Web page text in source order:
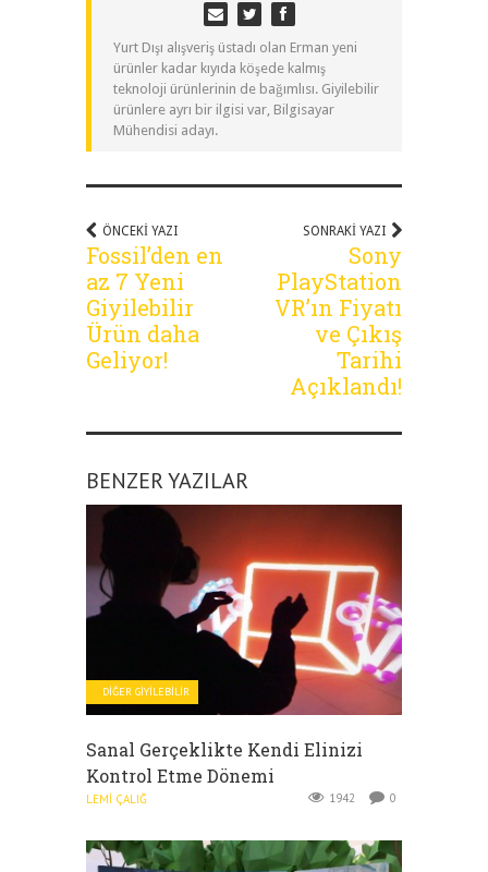
Yurt Dışı alışveriş üstadı olan Erman yeni
ürünler kadar kıyıda köşede kalmış
teknoloji ürünlerinin de bağımlısı. Giyilebilir
ürünlere ayrı bir ilgisi var, Bilgisayar
Mühendisi adayı.
ÖNCEKI YAZI
Fossil’den en
az 7 Yeni
Giyilebilir
Ürün daha
Geliyor!
SONRAKI YAZI
Sony
PlayStation
VR’ın Fiyatı
ve Çıkış
Tarihi
Açıklandı!
BENZER YAZILAR
DIĞER GIYILEBILIR
Sanal Gerçeklikte Kendi Elinizi
Kontrol Etme Dönemi
LEMI ÇALIĞ 1942 0